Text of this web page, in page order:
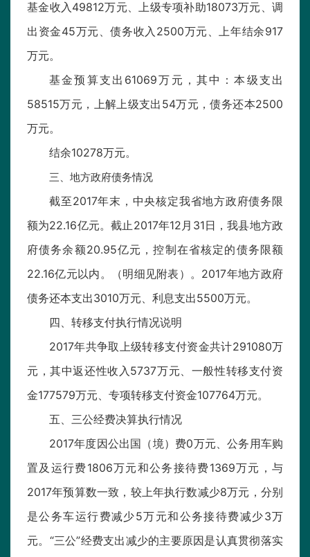
基金收入49812万元、上级专项补助18073万元、调
出资金45万元、债务收入2500万元、上年结余917
万元。
基金预算支出61069万元，其中：本级支出
58515万元，上解上级支出54万元，债务还本2500
万元。
结余10278万元。
三、地方政府债务情况
截至2017年末，中央核定我省地方政府债务限
额为22.16亿元。截止2017年12月31日，我县地方政
府债务余额20.95亿元，控制在省核定的债务限额
22.16亿元以内。（明细见附表）。2017年地方政府
债务还本支出3010万元、利息支出5500万元。
四、转移支付执行情况说明
2017年共争取上级转移支付资金共计291080万
元，其中返还性收入5737万元、一般性转移支付资
金177579万元、专项转移支付资金107764万元。
五、三公经费决算执行情况
2017年度因公出国（境）费0万元、公务用车购
置及运行费1806万元和公务接待费1369万元，与
2017年预算数一致，较上年执行数减少8万元，分别
是公务车运行费减少5万元和公务接待费减少3万
元。“三公”经费支出减少的主要原因是认真贯彻落实